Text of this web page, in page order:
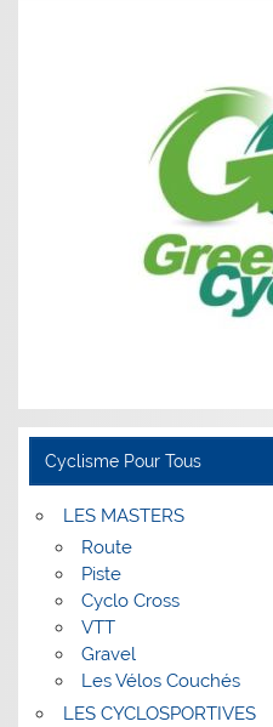
Cyclisme Pour Tous
LES MASTERS
Route
Piste
Cyclo Cross
VTT
Gravel
Les Vélos Couchés
LES CYCLOSPORTIVES